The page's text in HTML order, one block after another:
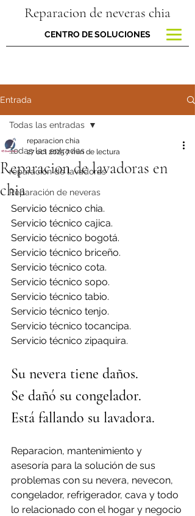
Reparacion de neveras chia
CENTRO DE SOLUCIONES
Entrada
Todas las entradas
reparacion de lavadoras
Reparación de neveras
Todas las entradas
Reparacion de lavadoras en
chia
reparacion chia
27 oct 20257 min de lectura
Servicio técnico chia.
Servicio técnico cajica.
Servicio técnico bogotá.
Servicio técnico briceño.
Servicio técnico cota.
Servicio técnico sopo.
Servicio técnico tabio.
Servicio técnico tenjo.
Servicio técnico tocancipa.
Servicio técnico zipaquira.
Su nevera tiene daños.
Se dañó su congelador.
Está fallando su lavadora.
Reparacion, mantenimiento y
asesoría para la solución de sus
problemas con su nevera, nevecon,
congelador, refrigerador, cava y todo
lo relacionado con el hogar y negocio